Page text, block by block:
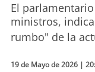
Entretención
El
ministros,
rumbo" de la
19 de Mayo de 2026 |